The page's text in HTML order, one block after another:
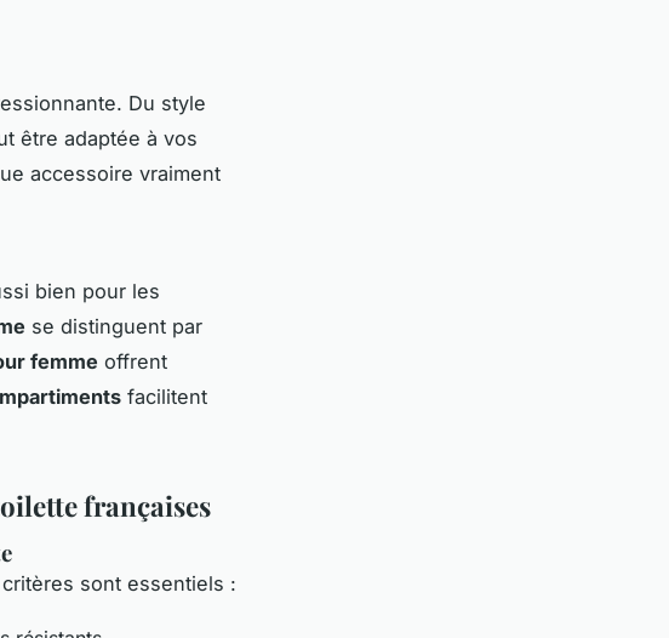
Du style
être adaptée à vos
accessoire vraiment
bien pour les
se distinguent par
femme offrent
facilitent
françaises
sont essentiels :